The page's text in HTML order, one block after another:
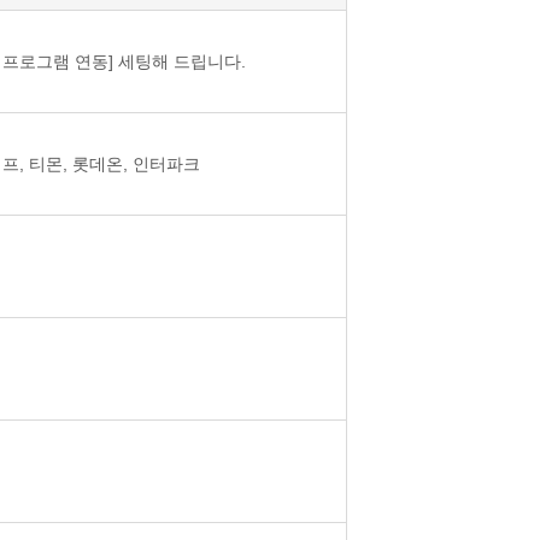
로그램 연동] 세팅해 드립니다.
, 티몬, 롯데온, 인터파크